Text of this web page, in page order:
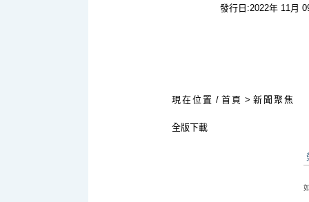
發行日:2022年 11月
現在位置 / 首頁 > 新聞聚焦
全版下載